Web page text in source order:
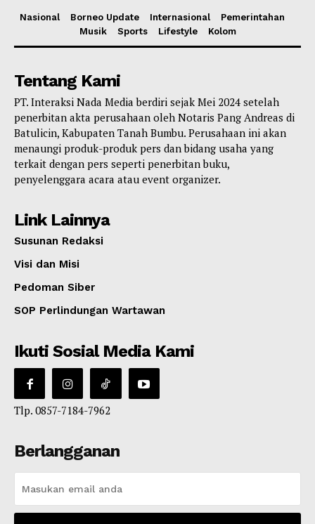
Nasional Borneo Update Internasional
Pemerintahan
Musik
Sports Lifestyle Kolom
Tentang Kami
PT. Interaksi Nada Media berdiri sejak Mei 2024 setelah
penerbitan akta perusahaan oleh Notaris Pang Andreas di
Batulicin, Kabupaten Tanah Bumbu. Perusahaan ini akan
menaungi produk-produk pers dan bidang usaha yang
terkait dengan pers seperti penerbitan buku,
penyelenggara acara atau event organizer.
Link Lainnya
Susunan Redaksi
Visi dan Misi
Pedoman Siber
SOP Perlindungan Wartawan
Ikuti Sosial Media Kami
Tlp. 0857-7184-7962
Berlangganan